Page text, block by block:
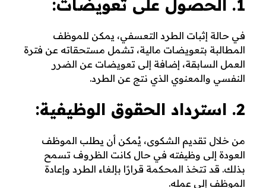
1. الحصول على تعويضات:
في حالة إثبات الطرد التعسفي، يمكن للموظف
المطالبة بتعويضات مالية، تشمل مستحقاته عن فترة
العمل السابقة، إضافة إلى تعويضات عن الضرر
النفسي والمعنوي الذي نتج عن الطرد.
2. استرداد الحقوق الوظيفية:
من خلال تقديم الشكوى، يُمكن أن يطلب الموظف
العودة إلى وظيفته في حال كانت الظروف تسمح
بذلك. قد تتخذ المحكمة قرارًا بإلغاء الطرد وإعادة
الموظف إلى عمله.